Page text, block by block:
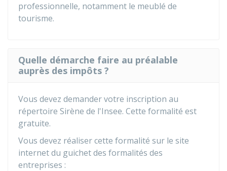
professionnelle, notamment le meublé de
tourisme.
Quelle démarche faire au préalable
auprès des impôts ?
Vous devez demander votre inscription au
répertoire Sirène de l'Insee. Cette formalité est
gratuite.
Vous devez réaliser cette formalité sur le site
internet du guichet des formalités des
entreprises :